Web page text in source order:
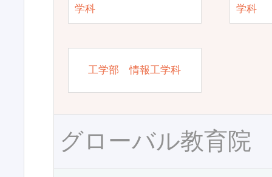
学科
学科
工学部 情報工学科
グローバル教育院